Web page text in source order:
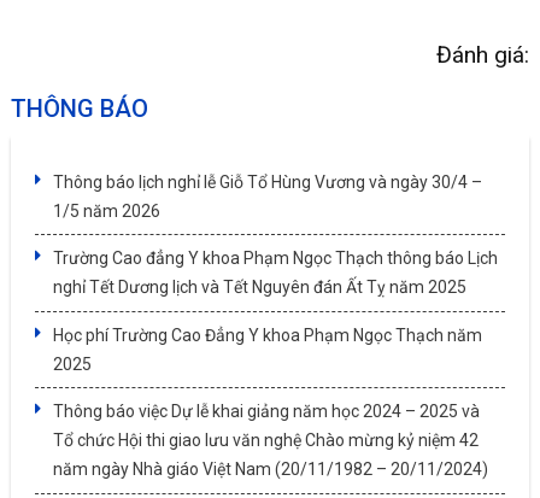
Đánh giá:
THÔNG BÁO
Thông báo lịch nghỉ lễ Giỗ Tổ Hùng Vương và ngày 30/4 –
1/5 năm 2026
Trường Cao đẳng Y khoa Phạm Ngọc Thạch thông báo Lịch
nghỉ Tết Dương lịch và Tết Nguyên đán Ất Tỵ năm 2025
Học phí Trường Cao Đẳng Y khoa Phạm Ngọc Thạch năm
2025
Thông báo việc Dự lễ khai giảng năm học 2024 – 2025 và
Tổ chức Hội thi giao lưu văn nghệ Chào mừng kỷ niệm 42
năm ngày Nhà giáo Việt Nam (20/11/1982 – 20/11/2024)